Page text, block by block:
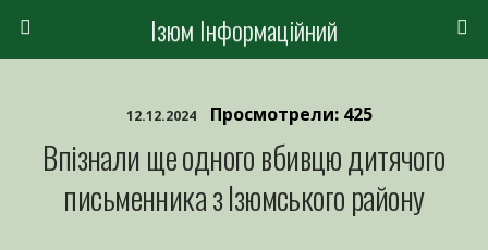
Ізюм Інформаційний
12.12.2024 Просмотрели: 425
Впізнали ще одного вбивцю дитячого
письменника з Ізюмського району